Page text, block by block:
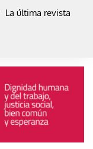
La última revista